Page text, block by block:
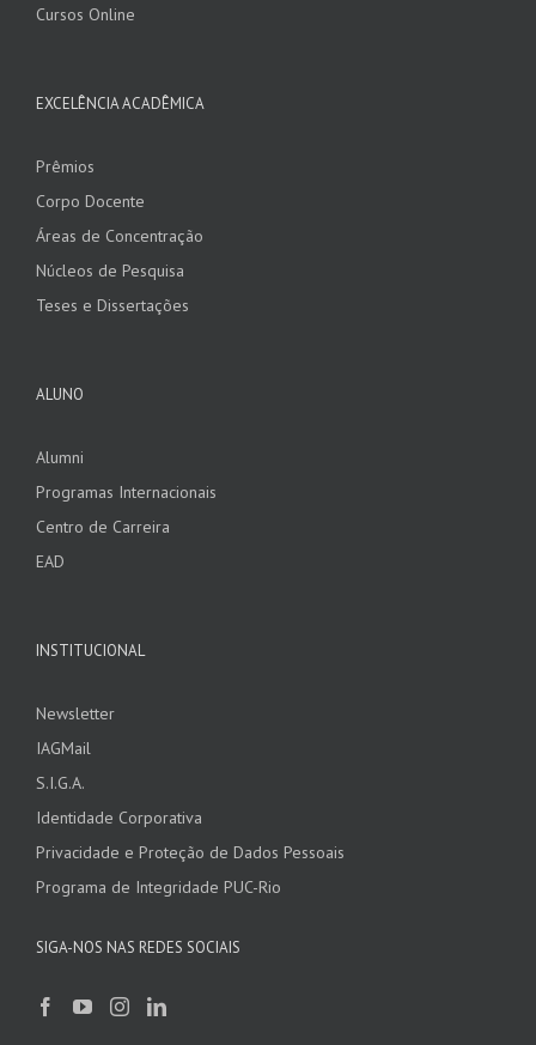
Cursos Online
EXCELÊNCIA ACADÊMICA
Prêmios
Corpo Docente
Áreas de Concentração
Núcleos de Pesquisa
Teses e Dissertações
ALUNO
Alumni
Programas Internacionais
Centro de Carreira
EAD
INSTITUCIONAL
Newsletter
IAGMail
S.I.G.A.
Identidade Corporativa
Privacidade e Proteção de Dados Pessoais
Programa de Integridade PUC-Rio
SIGA-NOS NAS REDES SOCIAIS